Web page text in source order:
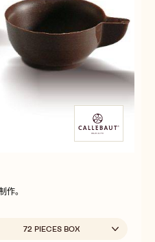
作。
maten
72 PIECES BOX